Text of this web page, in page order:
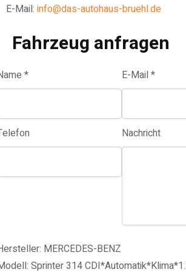
E-Mail: info@das-autohaus-bruehl.de
Fahrzeug anfragen
* E-Mail *
Nachricht
MERCEDES-BENZ
Sprinter 314